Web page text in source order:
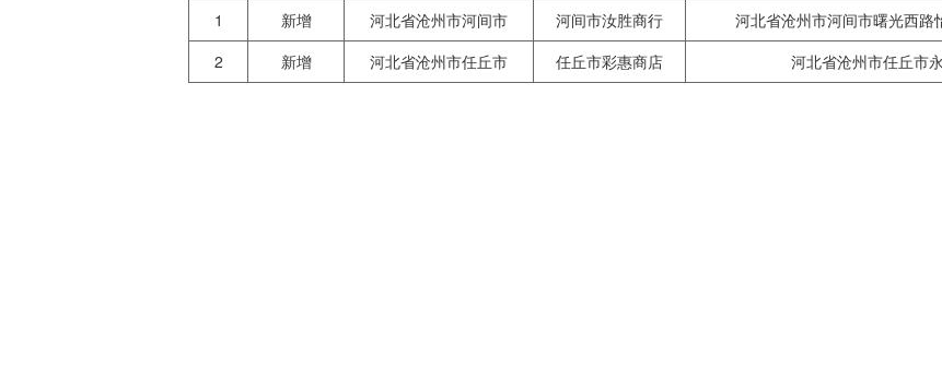
1
新增 河北省沧州市河间市 河间市汝胜商行 河北省沧州市河间市曙光西
2
新增 河北省沧州市任丘市 任丘市彩惠商店 河北省沧州市任丘市